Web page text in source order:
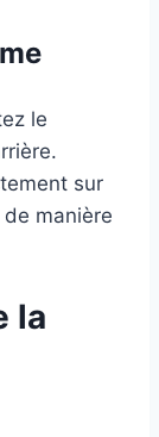
le
sur
de manière
la